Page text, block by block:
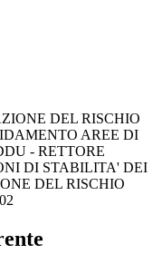
DEL RISCHIO
AREE DI
- RETTORE
DI STABILITA' DEI
DEL RISCHIO